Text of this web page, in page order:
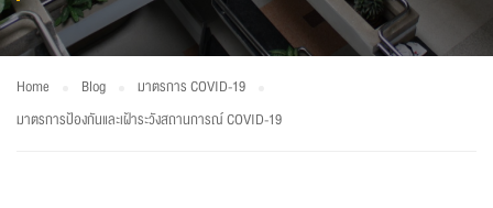
Home Blog
มาตรการ COVID-19
มาตรการป้องกันและเฝ้าระวังสถานการณ์ COVID-19